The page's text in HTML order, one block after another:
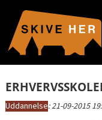
Uddannelse:21-09-2015